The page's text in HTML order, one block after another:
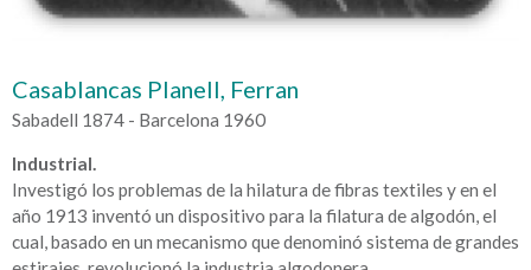
Casablancas Planell, Ferran
Sabadell 1874 - Barcelona 1960
Industrial.
Investigó los problemas de la hilatura de fibras textiles y en el
año 1913 inventó un dispositivo para la filatura de algodón, el
cual, basado en un mecanismo que denominó sistema de grandes